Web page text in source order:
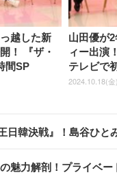
越した新
！ 『ザ・
間SP
山田優が
ィー出演
テレビで
2024.10.18(
韓決戦』！島谷ひと
魅力解剖！プライベー